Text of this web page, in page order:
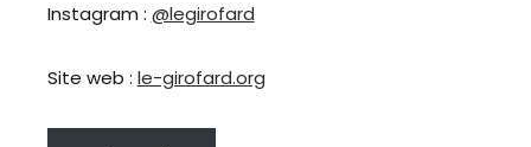
Instagram : @legirofard
Site web : le-girofard.org